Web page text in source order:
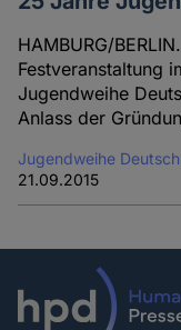
HAMBURG/
Festveranstaltung
Jugendweihe
Anlass der
Jugendweihe
21.09.2015